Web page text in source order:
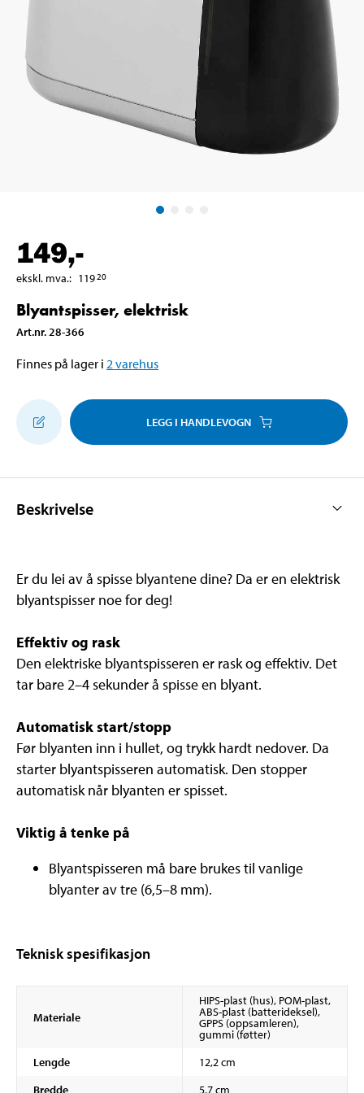
149,-
ekskl. mva.: 11920
Blyantspisser, elektrisk
Art.nr. 28-366
Finnes på lager i 2 varehus
LEGG I HANDLEVOGN
Beskrivelse
Er du lei av å spisse blyantene dine? Da er en elektrisk
blyantspisser noe for deg!
Effektiv og rask
Den elektriske blyantspisseren er rask og effektiv. Det
tar bare 2–4 sekunder å spisse en blyant.
Automatisk start/stopp
Før blyanten inn i hullet, og trykk hardt nedover. Da
starter blyantspisseren automatisk. Den stopper
automatisk når blyanten er spisset.
Viktig å tenke på
Blyantspisseren må bare brukes til vanlige
blyanter av tre (6,5–8 mm).
Teknisk spesifikasjon
Materiale
HIPS-plast (hus), POM-plast,
ABS-plast (batterideksel),
GPPS (oppsamleren),
gummi (føtter)
Lengde
12,2 cm
Bredde
5,7 cm